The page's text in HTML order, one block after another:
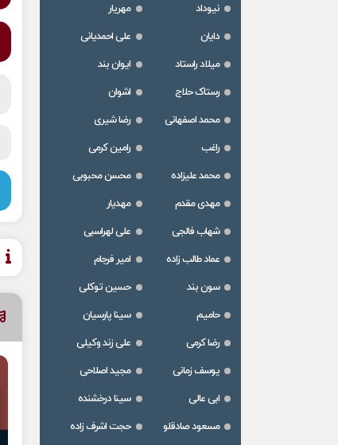
نیوداد
مهریار
دایان
علی احمدیانی
میلاد راستاد
ایوان بند
رستاک حلاج
اشوان
محمد اصفهانی
رضا شیری
راغب
رامین کرمی
محمد علیزاده
محسن محبوبی
مهدی مقدم
مهدیار
شهاب فالجی
علی لهراسبی
عماد طالب زاده
امیر فرجام
سون بند
حسین توکلی
حامیم
سینا پارسیان
رضا کرمی
علی زند وکیلی
یوسف زمانی
مجید اصلاحی
ابی عالی
سینا درخشنده
مسعود صادقلو
حجت اشرف زاده